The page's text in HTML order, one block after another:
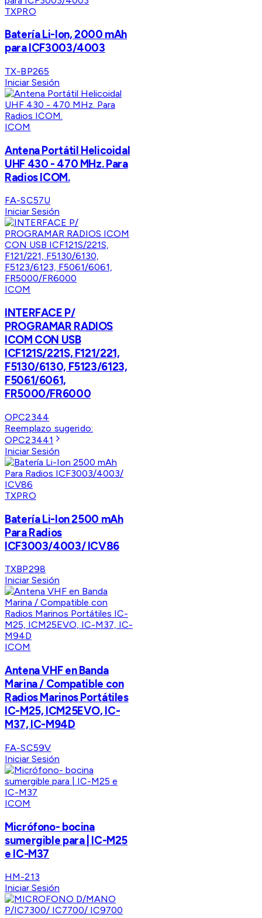
TXPRO
Batería Li-lon, 2000 mAh
para ICF3003/4003
TX-BP265
Iniciar Sesión
ICOM
Antena Portátil Helicoidal
UHF 430 - 470 MHz. Para
Radios ICOM.
FA-SC57U
Iniciar Sesión
ICOM
INTERFACE P/
PROGRAMAR RADIOS
ICOM CON USB
ICF121S/221S, F121/221,
F5130/6130, F5123/6123,
F5061/6061,
FR5000/FR6000
OPC2344
Reemplazo sugerido:
OPC23441
Iniciar Sesión
TXPRO
Batería Li-Ion 2500 mAh
Para Radios
ICF3003/4003/ ICV86
TXBP298
Iniciar Sesión
ICOM
Antena VHF en Banda
Marina / Compatible con
Radios Marinos Portátiles
IC-M25, ICM25EVO, IC-
M37, IC-M94D
FA-SC59V
Iniciar Sesión
ICOM
Micrófono- bocina
sumergible para | IC-M25
e IC-M37
HM-213
Iniciar Sesión